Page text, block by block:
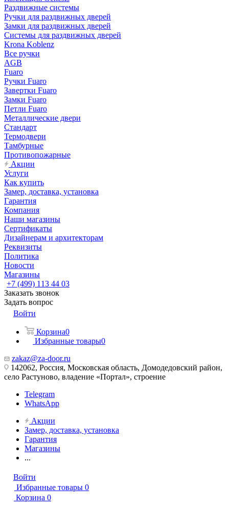
Раздвижные системы
Ручки для раздвижных дверей
Замки для раздвижных дверей
Системы для раздвижных дверей
Krona Koblenz
Все ручки
AGB
Fuaro
Ручки Fuaro
Завертки Fuaro
Замки Fuaro
Петли Fuaro
Металлические двери
Стандарт
Термодвери
Тамбурные
Противопожарные
Акции
Услуги
Как купить
Замер, доставка, установка
Гарантия
Компания
Наши магазины
Сертификаты
Дизайнерам и архитекторам
Реквизиты
Политика
Новости
Магазины
+7 (499) 113 44 03
Заказать звонок
Задать вопрос
Войти
Корзина0
Избранные товары0
zakaz@za-door.ru
142062, Россия, Московская область, Домодедовский район,
село Растуново, владение «Портал», строение
Telegram
WhatsApp
Акции
Замер, доставка, установка
Гарантия
Магазины
...
Войти
Избранные товары 0
Корзина 0